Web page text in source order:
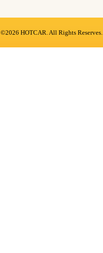
©2026 HOTCAR. All Rights Reserves.